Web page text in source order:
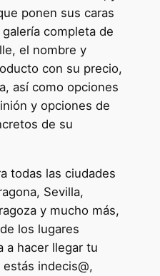
ponen sus caras
completa de
el nombre y
con su precio,
así como opciones
y opciones de
de su
todas las ciudades
Sevilla,
y mucho más,
los lugares
a hacer llegar tu
indecis@,